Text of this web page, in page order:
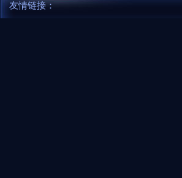
友情链接：